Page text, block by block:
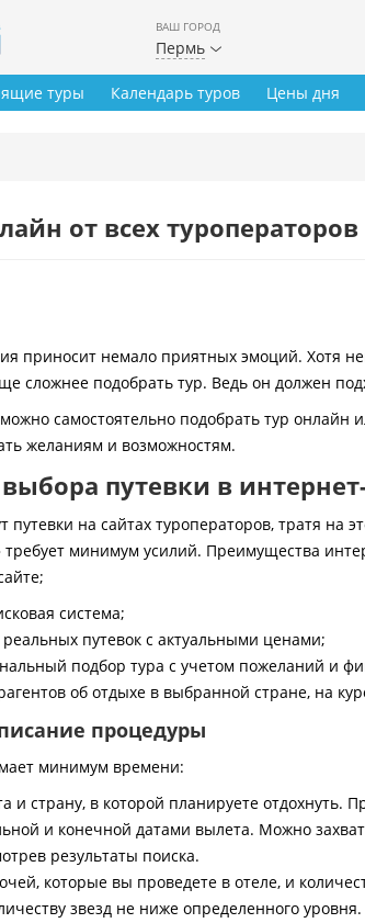
ВАШ ГОРОД
Пермь
туры Календарь туров Цены дня
от всех туроператоров
приносит немало приятных эмоций. Хотя
сложнее подобрать тур. Ведь он должен
самостоятельно подобрать тур
желаниям и возможностям.
путевки в
на сайтах туроператоров, тратя на
минимум усилий. Преимущества
система;
путевок с актуальными ценами;
подбор тура с учетом пожеланий и
об отдыхе в выбранной стране, на
процедуры
минимум времени:
и страну, в которой планируете
и конечной датами вылета. Можно
результаты поиска.
которые вы проведете в отеле, и
звезд не ниже определенного уровня.